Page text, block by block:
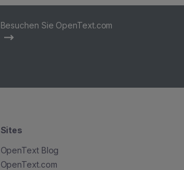
Besuchen Sie OpenText.com
Sites
OpenText Blog
OpenText.com